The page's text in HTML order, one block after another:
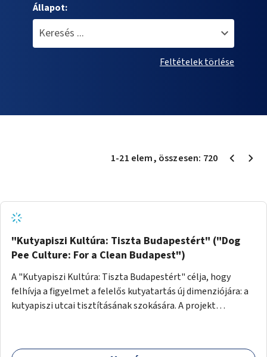
Állapot:
Feltételek törlése
1-21 elem, összesen: 720
"Kutyapiszi Kultúra: Tiszta Budapestért" ("Dog
Pee Culture: For a Clean Budapest")
A "Kutyapiszi Kultúra: Tiszta Budapestért" célja, hogy
felhívja a figyelmet a felelős kutyatartás új dimenziójára: a
kutyapiszi utcai tisztításának szokására. A projekt
palack vízzel öblítsék le azt, ezzel hozzájárulva a tiszta,